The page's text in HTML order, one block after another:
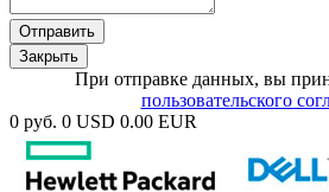
Отправить
Закрыть
При отправке данных, вы
пользовательского
0 руб. 0 USD 0.00 EUR